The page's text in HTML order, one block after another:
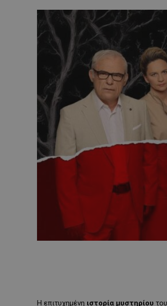
Η επιτυχημένη ιστορία μυστηρίου